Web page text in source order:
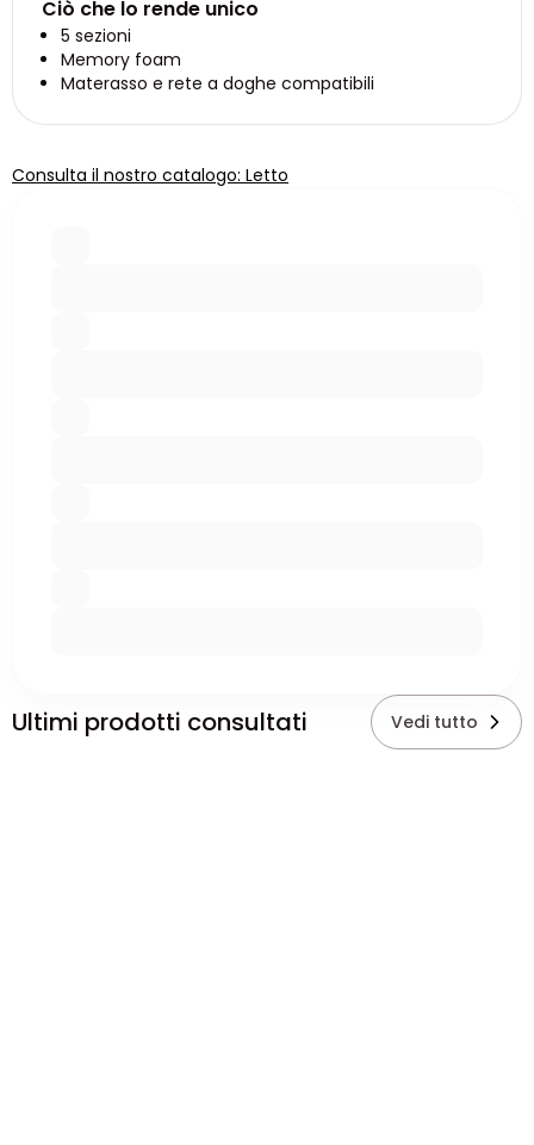
Ciò che lo rende unico
5 sezioni
Memory foam
Materasso e rete a doghe compatibili
Consulta il nostro catalogo: Letto
Ultimi prodotti consultati Vedi tutto